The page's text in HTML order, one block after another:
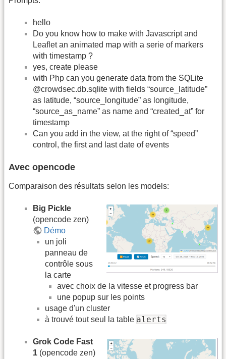
hello
Do you know how to make with Javascript and
Leaflet an animated map with a serie of markers
with timestamp ?
yes, create please
with Php can you generate data from the SQLite
@crowdsec.db.sqlite with fields “source_latitude”
as latitude, “source_longitude” as longitude,
“source_as_name” as name and “created_at” for
timestamp
Can you add in the view, at the right of “speed”
control, the first and last date of events
Avec opencode
Comparaison des résultats selon les models:
Big Pickle
(opencode zen)
Démo
un joli
panneau de
contrôle sous
la carte
avec choix de la vitesse et progress bar
une popup sur les points
usage d'un cluster
à trouvé tout seul la table alerts
Grok Code Fast
1 (opencode zen)